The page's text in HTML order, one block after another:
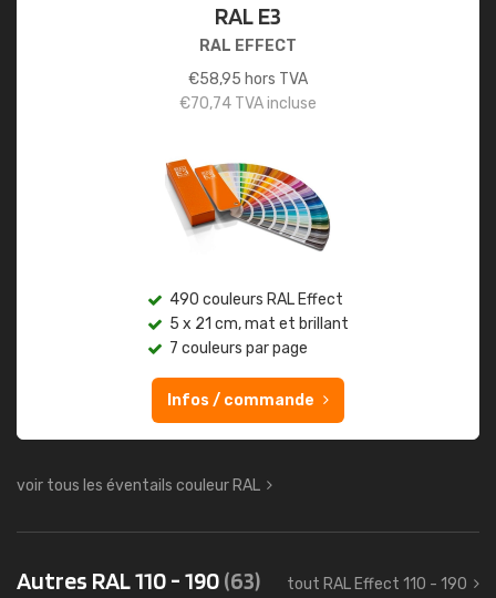
RAL E3
RAL EFFECT
€58,95 hors TVA
€70,74 TVA incluse
490 couleurs RAL Effect
5 x 21 cm, mat et brillant
7 couleurs par page
Infos / commande
voir tous les éventails couleur RAL
Autres RAL 110 - 190(63) tout RAL Effect 110 - 190